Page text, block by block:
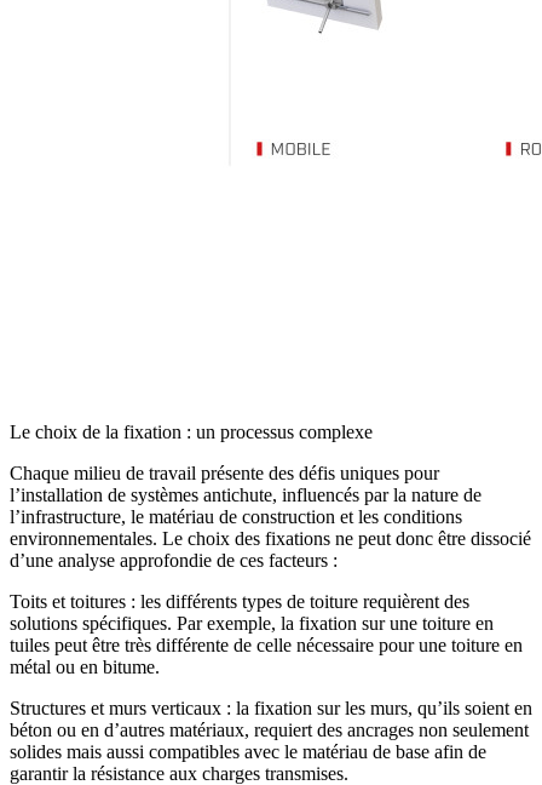
Le choix de la fixation : un processus complexe
Chaque milieu de travail présente des défis uniques pour
l’installation de systèmes antichute, influencés par la nature de
l’infrastructure, le matériau de construction et les conditions
environnementales. Le choix des fixations ne peut donc être dissocié
d’une analyse approfondie de ces facteurs :
Toits et toitures : les différents types de toiture requièrent des
solutions spécifiques. Par exemple, la fixation sur une toiture en
tuiles peut être très différente de celle nécessaire pour une toiture en
métal ou en bitume.
Structures et murs verticaux : la fixation sur les murs, qu’ils soient en
béton ou en d’autres matériaux, requiert des ancrages non seulement
solides mais aussi compatibles avec le matériau de base afin de
garantir la résistance aux charges transmises.